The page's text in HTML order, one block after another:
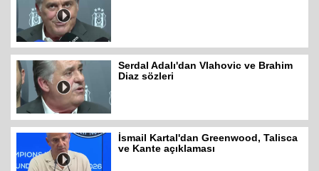
Serdal Adalı'dan Vlahovic ve Brahim
Diaz sözleri
İsmail Kartal'dan Greenwood, Talisca
ve Kante açıklaması